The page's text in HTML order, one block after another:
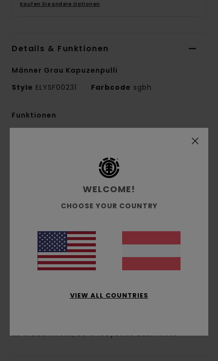
Kaufen Sie andere Optionen
Details & Funktionen
Männer Grau Kapuzenpulli
Style ELYSF00231 Farbcode sgbh
Funktionen
Polyester, 30 % Baumwolle und 30 % recycelter
Baumwolle [280 g/m2]
Regular Fit
Kapuzenkragen
Taschen:Kängurutaschen
Logo:Druck auf Brust und Rücken
Logo-Label an der Naht
Druck auf Wasserbasis
30 % Baumwolle, 30 % recycelte Baumwolle
WELCOME!
CHOOSE YOUR COUNTRY
VIEW ALL COUNTRIES